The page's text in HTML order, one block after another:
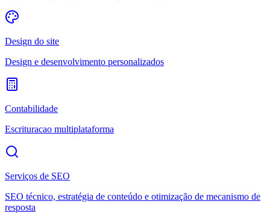
Design do site
Design e desenvolvimento personalizados
Contabilidade
Escrituracao multiplataforma
Serviços de SEO
SEO técnico, estratégia de conteúdo e otimização de mecanismo de
resposta